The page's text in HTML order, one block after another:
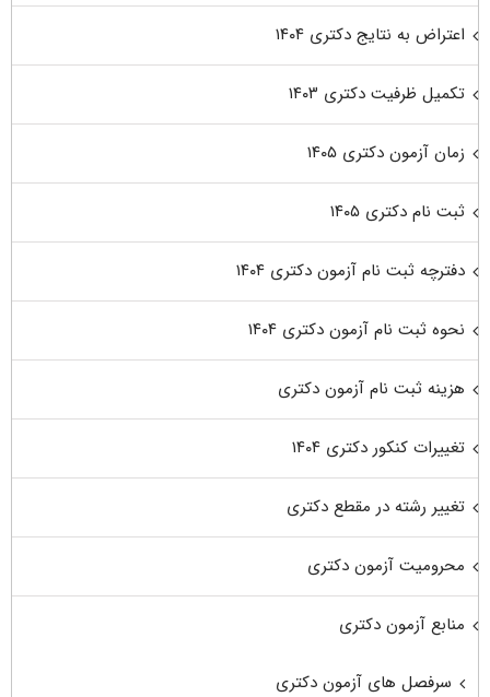
اعتراض به نتایج دکتری ۱۴۰۴
تکمیل ظرفیت دکتری ۱۴۰۳
زمان آزمون دکتری ۱۴۰۵
ثبت نام دکتری ۱۴۰۵
دفترچه ثبت نام آزمون دکتری ۱۴۰۴
نحوه ثبت نام آزمون دکتری ۱۴۰۴
هزینه ثبت نام آزمون دکتری
تغییرات کنکور دکتری ۱۴۰۴
تغییر رشته در مقطع دکتری
محرومیت آزمون دکتری
منابع آزمون دکتری
سرفصل های آزمون دکتری